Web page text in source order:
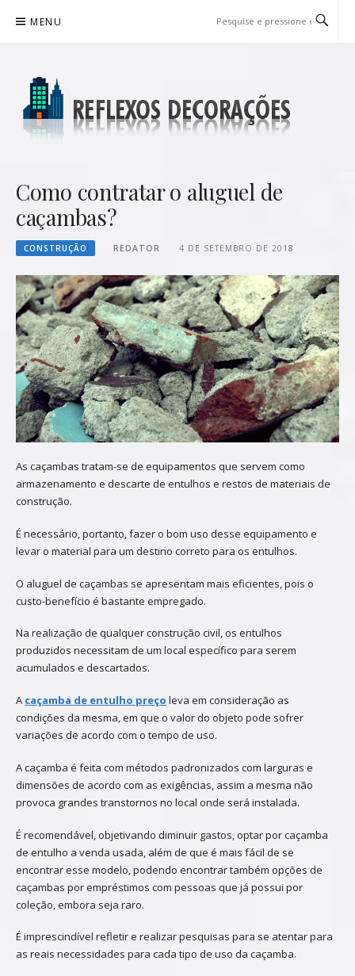
para
MENU
Como contratar o aluguel de
caçambas?
CONSTRUÇÃO REDATOR 4 DE SETEMBRO DE 2018
As caçambas tratam-se de equipamentos que servem como
armazenamento e descarte de entulhos e restos de materiais de
construção.
É necessário, portanto, fazer o bom uso desse equipamento e
levar o material para um destino correto para os entulhos.
O aluguel de caçambas se apresentam mais eficientes, pois o
custo-benefício é bastante empregado.
Na realização de qualquer construção civil, os entulhos
produzidos necessitam de um local específico para serem
acumulados e descartados.
A caçamba de entulho preço leva em consideração as
condições da mesma, em que o valor do objeto pode sofrer
variações de acordo com o tempo de uso.
A caçamba é feita com métodos padronizados com larguras e
dimensões de acordo com as exigências, assim a mesma não
provoca grandes transtornos no local onde será instalada.
É recomendável, objetivando diminuir gastos, optar por caçamba
de entulho a venda usada, além de que é mais fácil de se
encontrar esse modelo, podendo encontrar também opções de
caçambas por empréstimos com pessoas que já possui por
coleção, embora seja raro.
É imprescindível refletir e realizar pesquisas para se atentar para
as reais necessidades para cada tipo de uso da caçamba.